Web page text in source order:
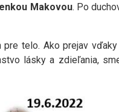
Makovou. Po
telo. Ako prejav
lásky a zdieľania,